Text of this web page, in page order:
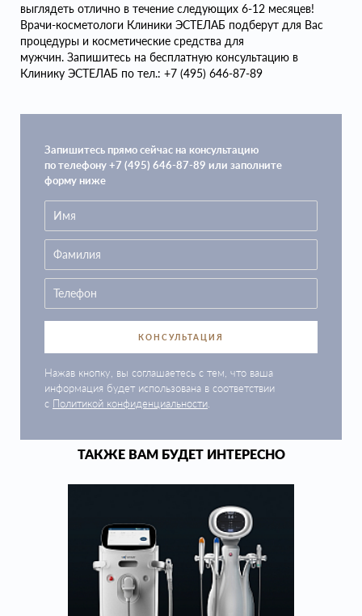
выглядеть отлично в течение следующих 6-12 месяцев!
Врачи-косметологи Клиники ЭСТЕЛАБ подберут для Вас
процедуры и косметические средства для
мужчин. Запишитесь на бесплатную консультацию в
Клинику ЭСТЕЛАБ по тел.: +7 (495) 646-87-89
Запишитесь прямо сейчас на консультацию
по телефону +7 (495) 646-87-89 или заполните
форму ниже
КОНСУЛЬТАЦИЯ
Нажав кнопку, вы соглашаетесь с тем, что ваша
информация будет использована в соответствии
с Политикой конфиденциальности
ТАКЖЕ ВАМ БУДЕТ ИНТЕРЕСНО